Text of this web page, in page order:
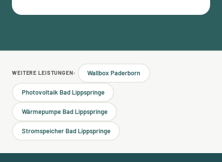
WEITERE LEISTUNGEN: Wallbox Paderborn
Photovoltaik Bad Lippspringe
Wärmepumpe Bad Lippspringe
Stromspeicher Bad Lippspringe